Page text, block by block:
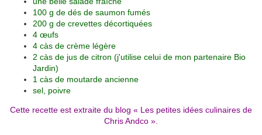
100 g de dés de saumon fumés
200 g de crevettes décortiquées
4 œufs
4 càs de crème légère
2 càs de jus de citron (j'utilise celui de mon partenaire Bio
Jardin)
1 càs de moutarde ancienne
sel, poivre
Cette recette est extraite du blog « Les petites idées culinaires de
Chris Andco ».